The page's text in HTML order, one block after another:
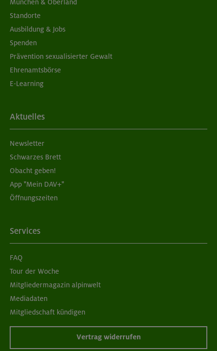
München & Oberland
Standorte
Ausbildung & Jobs
Spenden
Prävention sexualisierter Gewalt
Ehrenamtsbörse
E-Learning
Aktuelles
Newsletter
Schwarzes Brett
Obacht geben!
App "Mein DAV+"
Öffnungszeiten
Services
FAQ
Tour der Woche
Mitgliedermagazin alpinwelt
Mediadaten
Mitgliedschaft kündigen
Vertrag widerrufen